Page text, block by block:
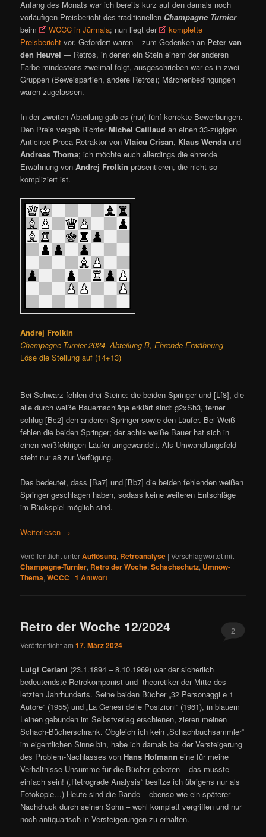
Anfang des Monats war ich bereits kurz auf den damals noch
vorläufigen Preisbericht des traditionellen Champagne Turnier
beim
WCCC in Jūrmala; nun liegt der
komplette
Preisbericht vor. Gefordert waren – zum Gedenken an Peter van
den Heuvel — Retros, in denen ein Stein einem der anderen
Farbe mindestens zweimal folgt, ausgeschrieben war es in zwei
Gruppen (Beweispartien, andere Retros); Märchenbedingungen
waren zugelassen.
In der zweiten Abteilung gab es (nur) fünf korrekte Bewerbungen.
Den Preis vergab RichterMichel Caillaud an einen 33-zügigen
Anticirce Proca-Retraktor vonVlaicu Crisan, Klaus Wenda und
Andreas Thoma; ich möchte euch allerdings die ehrende
Erwähnung vonAndrej Frolkin präsentieren, die nicht so
kompliziert ist.
Andrej Frolkin
Champagne-Turnier 2024, Abteilung B, Ehrende Erwähnung
Löse die Stellung auf (14+13)
Bei Schwarz fehlen drei Steine: die beiden Springer und [Lf8], die
alle durch weiße Bauernschläge erklärt sind: g2xSh3, ferner
schlug [Bc2] den anderen Springer sowie den Läufer. Bei Weiß
fehlen die beiden Springer; der achte weiße Bauer hat sich in
einen weißfeldrigen Läufer umgewandelt. Als Umwandlungsfeld
steht nur a8 zur Verfügung.
Das bedeutet, dass [Ba7] und [Bb7] die beiden fehlenden weißen
Springer geschlagen haben, sodass keine weiteren Entschläge
im Rückspiel möglich sind.
Weiterlesen →
Veröffentlicht unterAuflösung, Retroanalyse |Verschlagwortet mit
Champagne-Turnier, Retro der Woche,Schachschutz, Umnow-
Thema,WCCC |1 Antwort
Retro der Woche 12/2024
Veröffentlicht am17. März 2024
2
Luigi Ceriani (23.1.1894 – 8.10.1969) war der sicherlich
bedeutendste Retrokomponist und -theoretiker der Mitte des
letzten Jahrhunderts. Seine beiden Bücher „32 Personaggi e 1
Autore“ (1955) und „La Genesi delle Posizioni“ (1961), in blauem
Leinen gebunden im Selbstverlag erschienen, zieren meinen
Schach-Bücherschrank. Obgleich ich kein „Schachbuchsammler“
im eigentlichen Sinne bin, habe ich damals bei der Versteigerung
des Problem-Nachlasses von Hans Hofmann eine für meine
Verhältnisse Unsumme für die Bücher geboten – das musste
einfach sein! („Retrograde Analysis“ besitze ich übrigens nur als
Fotokopie…) Heute sind die Bände – ebenso wie ein späterer
Nachdruck durch seinen Sohn – wohl komplett vergriffen und nur
noch antiquarisch in Versteigerungen zu erhalten.